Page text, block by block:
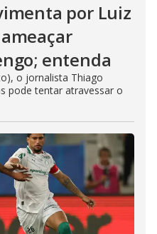
por Luiz
entenda
o jornalista Thiago
pode tentar atravessar o